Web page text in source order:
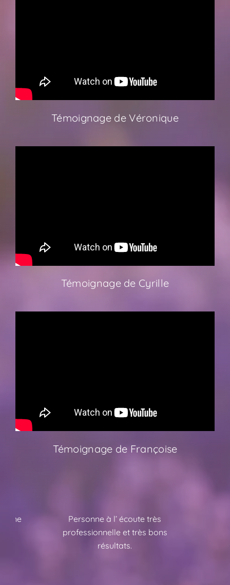
Témoignage de Véronique
Témoignage de Cyrille
Témoignage de Françoise
Personne à l’ écoute très
professionnelle et très bons
résultats.